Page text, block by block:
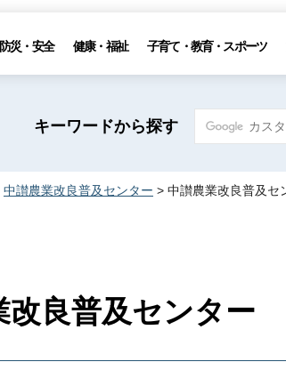
防災・安全 健康・福祉 子育て・教育・スポーツ
キーワードから探す
中讃農業改良普及センター > 中讃農業改良普及セ
改良普及センター